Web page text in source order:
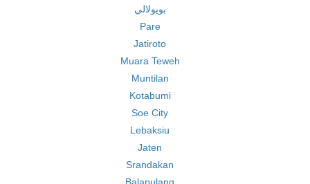
بويولالي
Pare
Jatiroto
Muara Teweh
Muntilan
Kotabumi
Soe City
Lebaksiu
Jaten
Srandakan